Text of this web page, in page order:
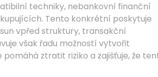
techniky, nebankovní finanční
Tento konkrétní poskytuje
vpřed struktury, transakční
však řadu možností vytvořit
ztratit riziko a zajišťuje, že